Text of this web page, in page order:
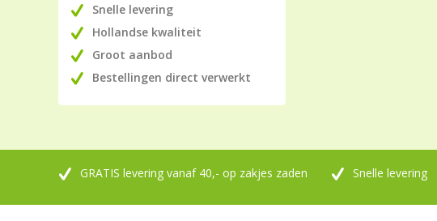
Snelle levering
Hollandse kwaliteit
Groot aanbod
Bestellingen direct verwerkt
GRATIS levering vanaf 40,- op zakjes zaden Snelle levering